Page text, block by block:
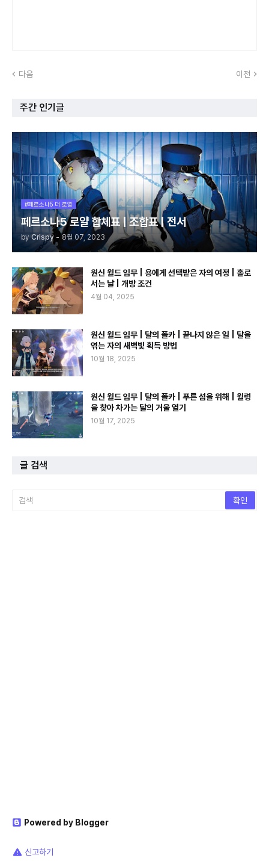
다음 이전
주간 인기글
#페르소나5 더 로열
페르소나5 로얄 합체표 | 조합표 | 전서
by Crispy - 8월 07, 2023
원신 월드 임무 | 용에게 선택받은 자의 여정 | 홀로
서는 날 | 개방 조건
4월 04, 2025
원신 월드 임무 | 달의 폴카 | 끝나지 않은 일 | 달을
엮는 자의 새벽빛 획득 방법
10월 18, 2025
원신 월드 임무 | 달의 폴카 | 푸른 섬을 위해 | 월령
을 찾아 차가는 달의 거울 열기
10월 17, 2025
글 검색
Powered by Blogger
신고하기